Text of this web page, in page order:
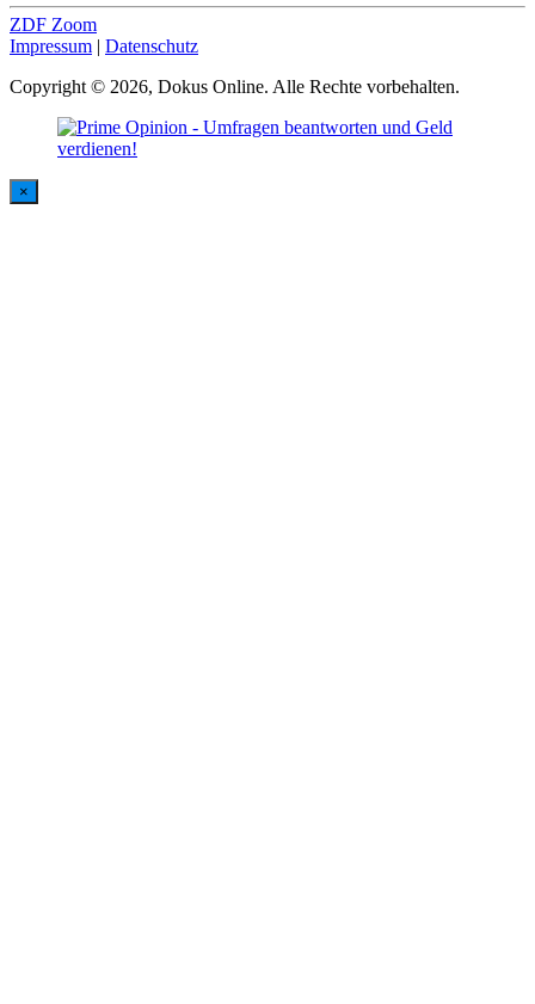
ZDF Zoom
Impressum | Datenschutz
Copyright © 2026, Dokus Online. Alle Rechte vorbehalten.
×